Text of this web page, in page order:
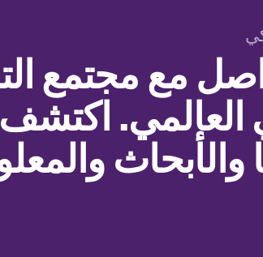
مع مجتمع
العالمي. اكتشف
والأبحاث